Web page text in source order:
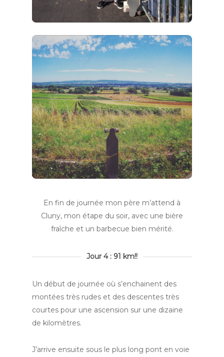
En fin de journée mon père m’attend à
Cluny, mon étape du soir, avec une bière
fraîche et un barbecue bien mérité.
Jour 4 : 91 km!!
Un début de journée où s’enchainent des
montées très rudes et des descentes très
courtes pour une ascension sur une dizaine
de kilomètres.
J’arrive ensuite sous le plus long pont en voie